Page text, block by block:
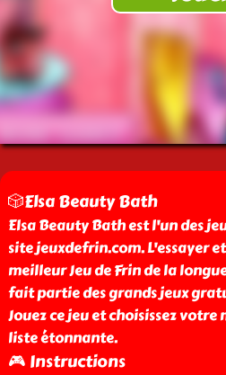
🎲Elsa Beauty Bath
Elsa Beauty Bath est l'un des
site jeuxdefrin.com. L'essayer
meilleur Jeu de Frin de la
fait partie des grands jeux
Jouez ce jeu et choisissez votre
liste étonnante.
🎮 Instructions